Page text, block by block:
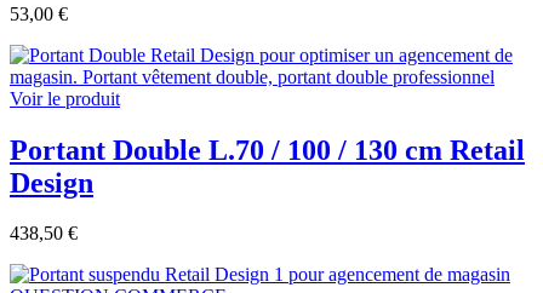
53,00 €
Voir le produit
Portant Double L.70 / 100 / 130 cm Retail
Design
438,50 €